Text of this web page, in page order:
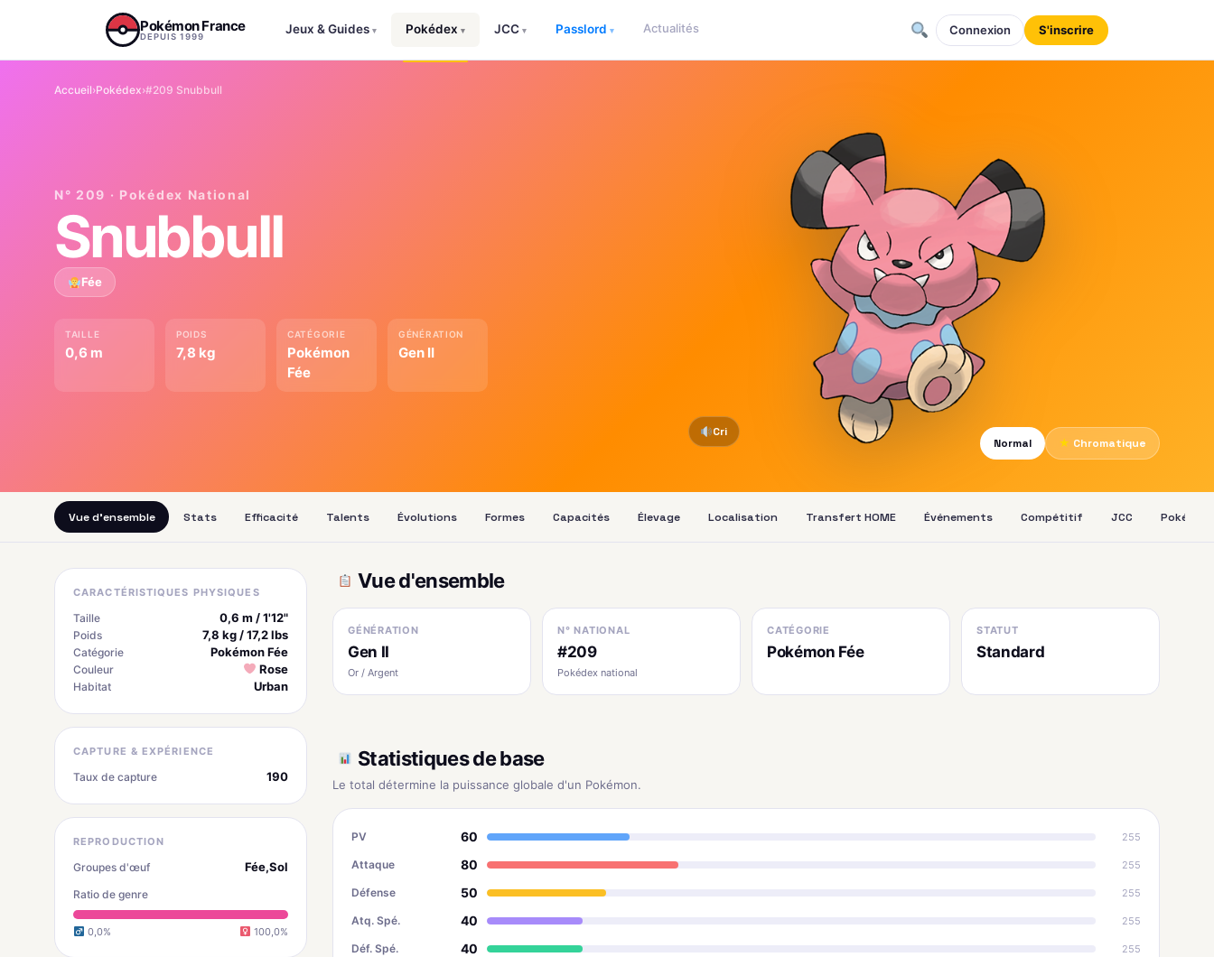
Pokémon France
DEPUIS 1999
Jeux & Guides ▾ Pokédex ▾ JCC ▾ Passlord ▾ Actualités Connexion S'inscrire
Accueil›Pokédex›#209 Snubbull
N° 209 · Pokédex National
Snubbull
Fée
TAILLE
0,6 m
POIDS
7,8 kg
CATÉGORIE
Pokémon
Fée
GÉNÉRATION
Gen II
Cri
Normal
★ Chromatique
Vue d'ensemble Stats Efficacité Talents Évolutions Formes Capacités Élevage Localisation Transfert HOME Événements Compétitif JCC Pokédex
CARACTÉRISTIQUES PHYSIQUES
Taille 0,6 m / 1'12"
Poids 7,8 kg / 17,2 lbs
Catégorie Pokémon Fée
Couleur Rose
Habitat Urban
CAPTURE & EXPÉRIENCE
Taux de capture 190
REPRODUCTION
Groupes d'œuf Fée,Sol
Ratio de genre
0,0% 100,0%
Vue d'ensemble
GÉNÉRATION
Gen II
Or / Argent
N° NATIONAL
#209
Pokédex national
CATÉGORIE
Pokémon Fée
STATUT
Standard
Statistiques de base
Le total détermine la puissance globale d'un Pokémon.
PV 60 255
Attaque 80 255
Défense 50 255
Atq. Spé. 40 255
Déf. Spé. 40 255